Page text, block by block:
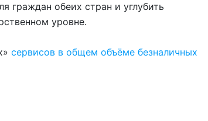
граждан обеих стран и углубить
уровне.
сервисов в общем объёме безналичных